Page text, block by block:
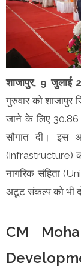
शाजापुर, 9 जुलाई
गुरुवार को शाजापुर
जाने के लिए 30.86
सौगात दी। इस
(infrastructure)
नागरिक संहिता
अटूट संकल्प को भी
CM